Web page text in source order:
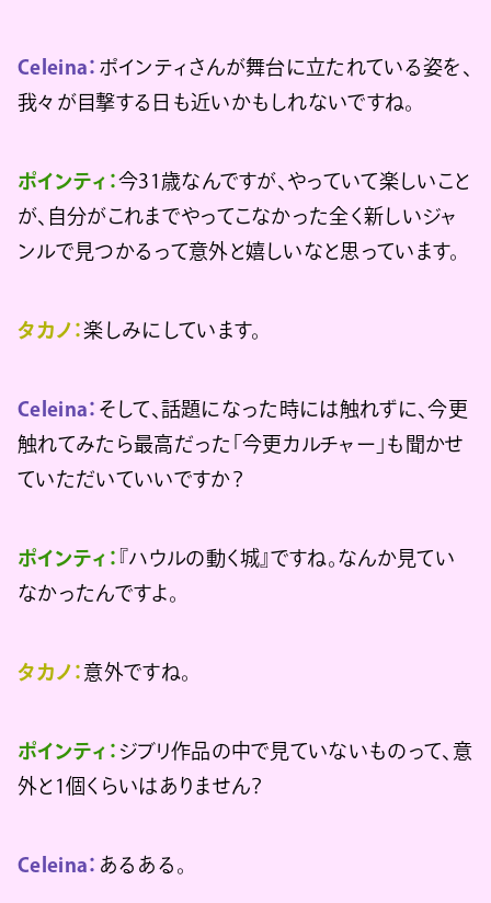
Celeina： ポインティさんが舞台に立たれている姿を、
我々が目撃する日も近いかもしれないですね。
ポインティ：今31歳なんですが、やっていて楽しいこと
が、自分がこれまでやってこなかった全く新しいジャ
ンルで見つかるって意外と嬉しいなと思っています。
タカノ：楽しみにしています。
Celeina： そして、話題になった時には触れずに、今更
触れてみたら最高だった「今更カルチャー」も聞かせ
ていただいていいですか？
ポインティ： 『ハウルの動く城』ですね。なんか見てい
なかったんですよ。
タカノ：意外ですね。
ポインティ： ジブリ作品の中で見ていないものって、意
外と1個くらいはありません？
Celeina： あるある。